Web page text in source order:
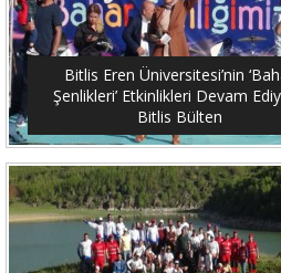
Bitlis Eren Üniversitesi’nin
Şenlikleri’ Etkinlikleri Devam
Bitlis Bülten